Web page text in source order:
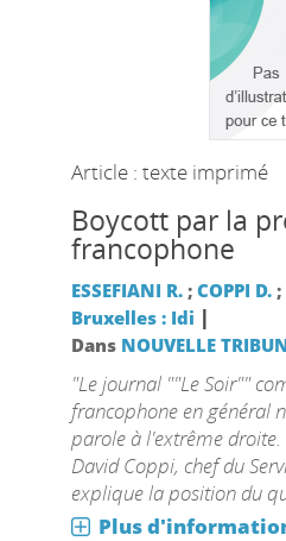
Article : texte imprimé
Boycott par la
francophone
ESSEFIANI R.; COPPI D.;
Bruxelles : Idi |
Dans NOUVELLE
"Le journal ""Le Soir""
francophone en général
parole à l'extrême droite.
David Coppi, chef du
explique la position du
Plus